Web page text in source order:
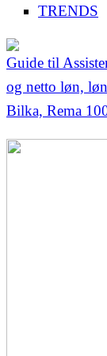
TRENDS
Guide til
og netto løn,
Bilka, Rema